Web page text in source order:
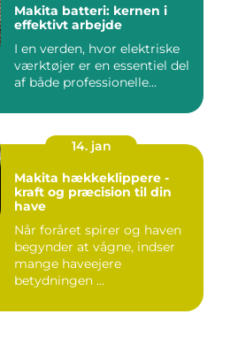
Makita batteri: kernen i
effektivt arbejde
I en verden, hvor elektriske
værktøjer er en essentiel del
af både professionelle...
14. jan
Makita hækkeklippere -
kraft og præcision til din
have
Når foråret spirer og haven
begynder at vågne, indser
mange haveejere
betydningen ...